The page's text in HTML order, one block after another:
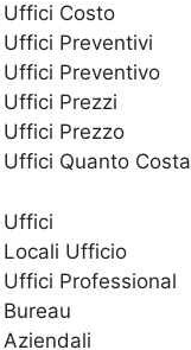
Uffici Costo
Uffici Preventivi
Uffici Preventivo
Prezzi
Uffici Prezzo
Uffici Quanto Costa
Uffici
Locali Ufficio
Uffici Professional